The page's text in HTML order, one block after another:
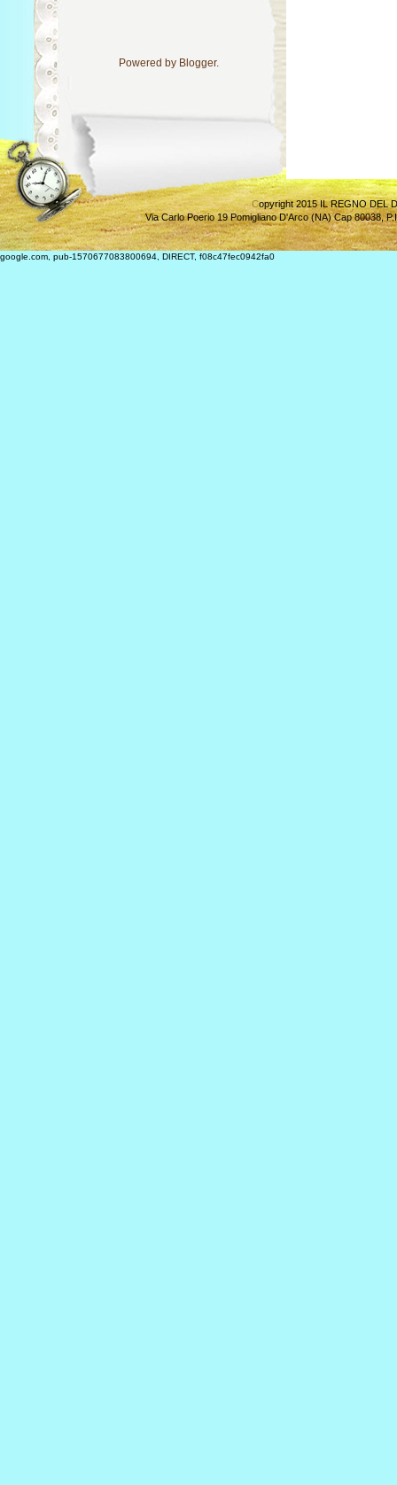
Powered by Blogger.
Copyright 2015 IL REGNO DEL
Via Carlo Poerio 19 Pomigliano D'Arco (NA) Cap 80038,
google.com, pub-1570677083800694, DIRECT, f08c47fec0942fa0